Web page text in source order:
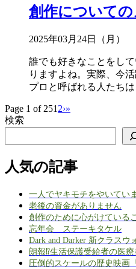
創作について
2025年03月24日（月）
誰でも好きなことをし
りますよね。実際、今
プロと呼ばれる人たちは
Page 1 of 251 2›»
検索
人気の記事
一人でヤキモチをやいてい
老後の資金がありません
創作のために心がけている
忘年会 ステーキタケル
Dark and Darker 新クラスウ
朗報⁉生活保護受給者の医
圧倒的スケールの歴史映画